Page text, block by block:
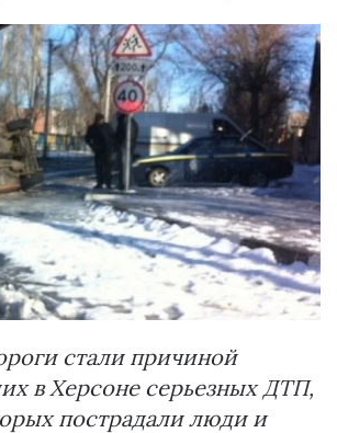
стали причиной
в Херсоне серьезных ДТП,
пострадали люди и